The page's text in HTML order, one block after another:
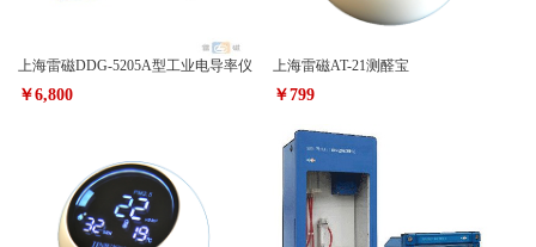
上海雷磁DDG-5205A型工业电导率仪
￥6,800
上海雷磁AT-21测醛宝
￥799